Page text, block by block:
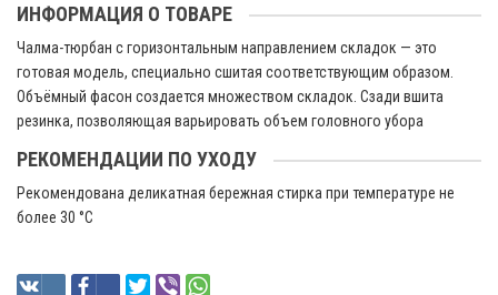
ИНФОРМАЦИЯ О ТОВАРЕ
Чалма-тюрбан с горизонтальным направлением складок — это
готовая модель, специально сшитая соответствующим образом.
Объёмный фасон создается множеством складок. Сзади вшита
резинка, позволяющая варьировать объем головного убора
РЕКОМЕНДАЦИИ ПО УХОДУ
Рекомендована деликатная бережная стирка при температуре не
более 30 °C